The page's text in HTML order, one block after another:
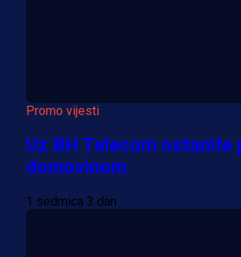
Promo vijesti
Uz BH Telecom ostanite
domovinom
1 sedmica 3 dan